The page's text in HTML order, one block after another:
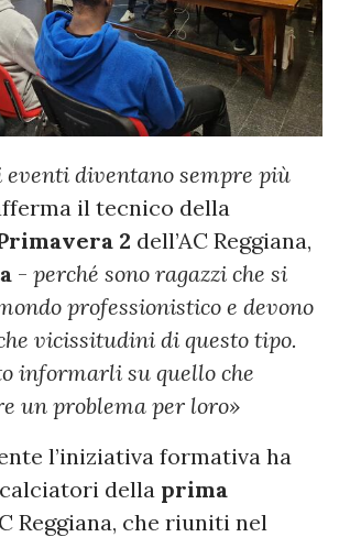
diventano sempre più
il tecnico della
2 dell’AC Reggiana,
- perché sono ragazzi che si
professionistico e devono
vicissitudini di questo tipo.
informarli su quello che
un problema per loro»
l’iniziativa formativa ha
della prima
Reggiana, che riuniti nel